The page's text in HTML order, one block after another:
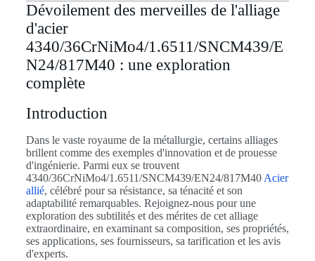
Dévoilement des merveilles de l'alliage
d'acier
4340/36CrNiMo4/1.6511/SNCM439/E
N24/817M40 : une exploration
complète
Introduction
Dans le vaste royaume de la métallurgie, certains alliages
brillent comme des exemples d'innovation et de prouesse
d'ingénierie. Parmi eux se trouvent
4340/36CrNiMo4/1.6511/SNCM439/EN24/817M40 Acier
allié, célébré pour sa résistance, sa ténacité et son
adaptabilité remarquables. Rejoignez-nous pour une
exploration des subtilités et des mérites de cet alliage
extraordinaire, en examinant sa composition, ses propriétés,
ses applications, ses fournisseurs, sa tarification et les avis
d'experts.